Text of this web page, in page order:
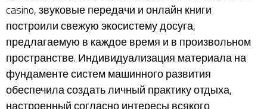
casino, звуковые передачи и онлайн книги
построили свежую экосистему досуга,
предлагаемую в каждое время и в произвольном
пространстве. Индивидуализация материала на
фундаменте систем машинного развития
обеспечила создать личный практику отдыха,
настроенный согласно интересы всякого